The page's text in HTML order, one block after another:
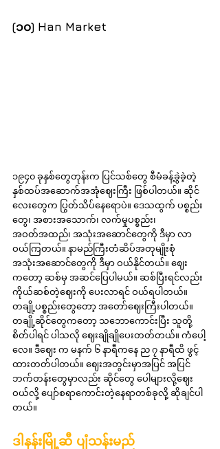
(၁၀) Han Market
၁၉၄၀ ခုနှစ်တွေတုန်းက ပြင်သစ်တွေ စီမံခန့်ခွဲခဲ့တဲ့
နှစ်ထပ်အဆောက်အအုံဈေးကြီး ဖြစ်ပါတယ်။ ဆိုင်
လေးတွေက ပြွတ်သိပ်နေရောပဲ။ ဒေသထွက် ပစ္စည်း
တွေ၊ အစားအသောက်၊ လက်မှုပစ္စည်း၊
အဝတ်အထည်၊ အသုံးအဆောင်တွေကို ဒီမှာ လာ
ဝယ်ကြတယ်။ နာမည်ကြီးတံဆိပ်အတုမျိုးစုံ
အသုံးအဆောင်တွေကို ဒီမှာ ဝယ်နိုင်တယ်။ ဈေး
ကတော့ ဆစ်မှ အဆင်ပြေပါမယ်။ ဆစ်ပြီးရင်လည်း
ကိုယ်ဆစ်တဲ့ဈေးကို ပေးလာရင် ဝယ်ရပါတယ်။
တချို့ပစ္စည်းတွေတော့ အတော်ဈေးကြီးပါတယ်။
တချို့ဆိုင်တွေကတော့ သဘောကောင်းပြီး သူတို့
စိတ်ပါရင် ပါသလို ဈေးချိုချိုပေးတတ်တယ်။ ကံပေါ့
လေ။ ဒီဈေး က မနက် ၆ နာရီကနေ ည ၇ နာရီထိ ဖွင့်
ထားတတ်ပါတယ်။ ဈေးအတွင်းမှာအပြင် အပြင်
ဘက်တန်းတွေမှာလည်း ဆိုင်တွေ ပေါများလို့ဈေး
ဝယ်လို့ ပျော်စရာကောင်းတဲ့နေရာတစ်ခုလို့ ဆိုချင်ပါ
တယ်။
ဒါနန်းမြို့ဆီ ပျံသန်းမည်